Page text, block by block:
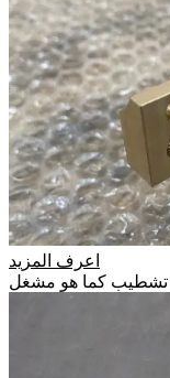
اعرف المزيد
تشطيب كما هو مشغل